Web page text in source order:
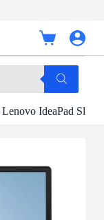
Panier
d’achat
Lenovo IdeaPad Slim